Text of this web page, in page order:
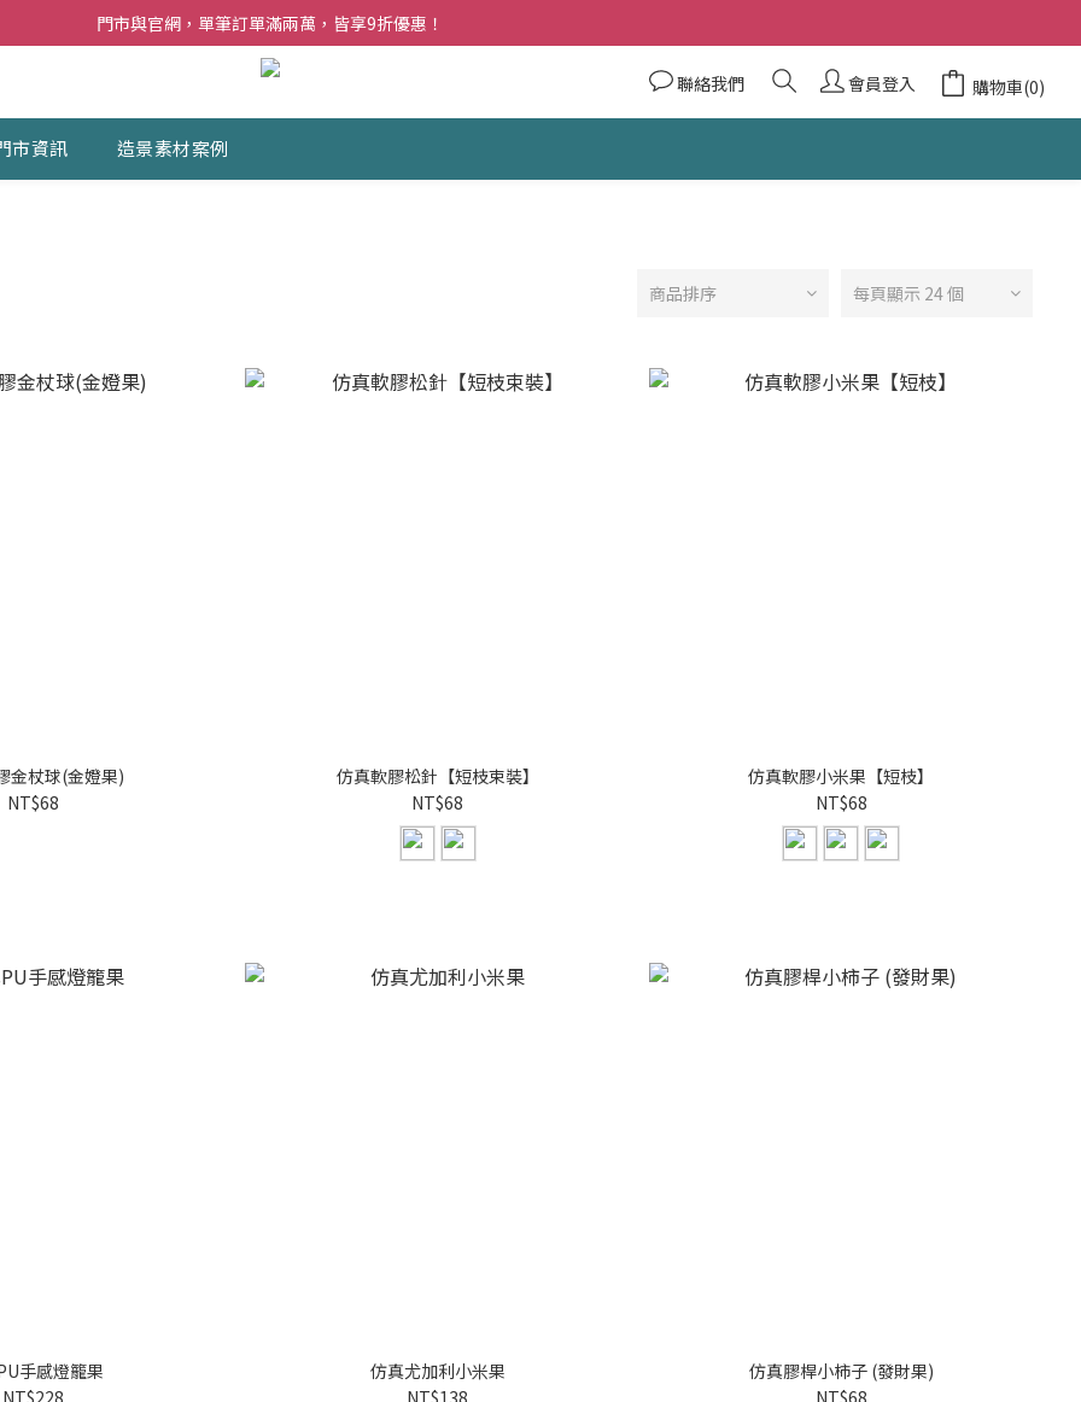
夏日購花福利．消費不限金額【贈】乾燥玫瑰乙束
門市與官網，單筆訂單滿兩萬，皆享9折優惠！
夏日購花福利．消費不限金額【贈】乾燥玫瑰乙束
聯絡我們 會員登入 購物車(0)
市資訊 造景素材案例
商品排序 每頁顯示 24 個
金杖球(金嬁果)
NT$68
仿真軟膠松針【短枝束裝】
NT$68
仿真軟膠小米果【短枝】
NT$68
手感燈籠果
NT$228
仿真尤加利小米果
NT$138
仿真膠桿小柿子 (發財果)
NT$68